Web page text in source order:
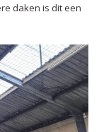
daken is dit een